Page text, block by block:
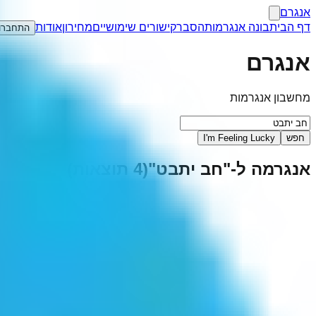
אנגרם
דף הביתבונה אנגרמותהסברקישורים שימושייםמחירוןאודות
אנגרם
מחשבון אנגרמות
חפש I'm Feeling Lucky
אנגרמה ל-"חב יתבט"
(
4תוצאות)